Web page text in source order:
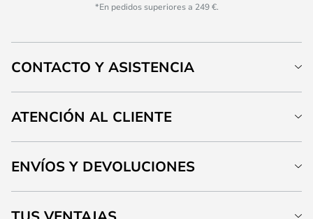
*En pedidos superiores a 249 €.
CONTACTO Y ASISTENCIA
ATENCIÓN AL CLIENTE
ENVÍOS Y DEVOLUCIONES